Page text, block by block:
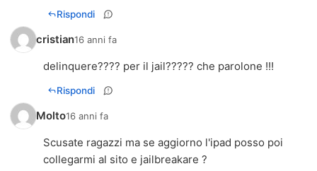
Rispondi
cristian16 anni fa
delinquere???? per il jail????? che parolone !!!
Rispondi
Molto16 anni fa
Scusate ragazzi ma se aggiorno l'ipad posso poi
collegarmi al sito e jailbreakare ?